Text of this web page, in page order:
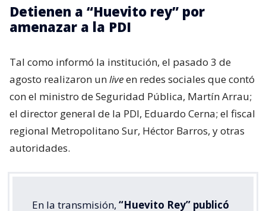
Detienen a “Huevito rey” por
amenazar a la PDI
Tal como informó la institución, el pasado 3 de
agosto realizaron unliveen redes sociales que contó
con el ministro de Seguridad Pública, Martín Arrau;
el director general de la PDI, Eduardo Cerna; el fiscal
regional Metropolitano Sur, Héctor Barros, y otras
autoridades.
En la transmisión, “Huevito Rey” publicó